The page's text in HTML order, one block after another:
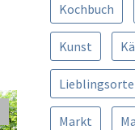
Kochbuch
Kunst
Lieblingsorte
Markt